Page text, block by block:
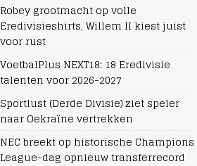
Robey grootmacht op volle
Eredivisieshirts, Willem II kiest juist
voor rust
VoetbalPlus NEXT18: 18 Eredivisie
talenten voor 2026-2027
Sportlust (Derde Divisie) ziet speler
naar Oekraïne vertrekken
NEC breekt op historische Champions
League-dag opnieuw transferrecord